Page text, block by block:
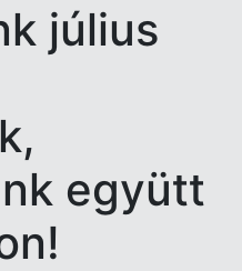
július
együtt